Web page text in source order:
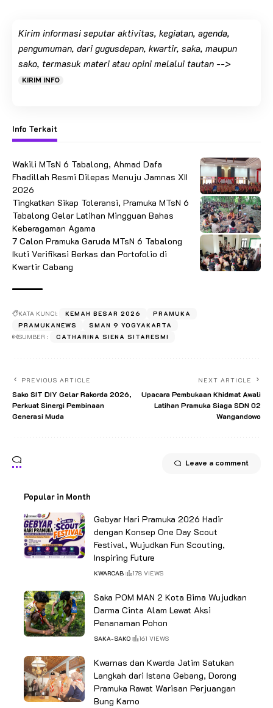
Kirim informasi seputar aktivitas, kegiatan, agenda,
pengumuman, dari gugusdepan, kwartir, saka, maupun
sako, termasuk materi atau opini melalui tautan -->
KIRIM INFO
Info Terkait
Wakili MTsN 6 Tabalong, Ahmad Dafa
Fhadillah Resmi Dilepas Menuju Jamnas XII
2026
Tingkatkan Sikap Toleransi, Pramuka MTsN 6
Tabalong Gelar Latihan Mingguan Bahas
Keberagaman Agama
7 Calon Pramuka Garuda MTsN 6 Tabalong
Ikuti Verifikasi Berkas dan Portofolio di
Kwartir Cabang
KATA KUNCI: KEMAH BESAR 2026
PRAMUKA
PRAMUKANEWS
SMAN 9 YOGYAKARTA
SUMBER :
CATHARINA SIENA SITARESMI
PREVIOUS ARTICLE
Sako SIT DIY Gelar Rakorda 2026,
Perkuat Sinergi Pembinaan
Generasi Muda
NEXT ARTICLE
Upacara Pembukaan Khidmat Awali
Latihan Pramuka Siaga SDN 02
Wangandowo
Leave a comment
Popular in Month
Gebyar Hari Pramuka 2026 Hadir
dengan Konsep One Day Scout
Festival, Wujudkan Fun Scouting,
Inspiring Future
KWARCAB 178 VIEWS
Saka POM MAN 2 Kota Bima Wujudkan
Darma Cinta Alam Lewat Aksi
Penanaman Pohon
SAKA-SAKO 161 VIEWS
Kwarnas dan Kwarda Jatim Satukan
Langkah dari Istana Gebang, Dorong
Pramuka Rawat Warisan Perjuangan
Bung Karno